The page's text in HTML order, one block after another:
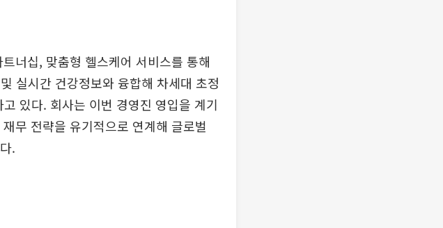
너십, 맞춤형 헬스케어 서비스를 통해
실시간 건강정보와 융합해 차세대 초정
있다. 회사는 이번 경영진 영입을 계기
무 전략을 유기적으로 연계해 글로벌
.